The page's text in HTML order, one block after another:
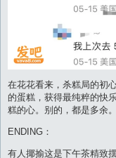
在花花看来，杀糕局的初
的蛋糕，获得最纯粹的快
糕的心。别的，都是多余
ENDING：
有人揶揄这是下午茶精致